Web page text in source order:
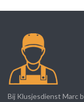
Bij Klusjesdienst Marc